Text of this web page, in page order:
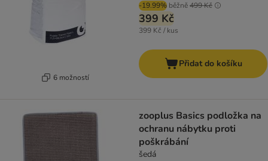
6 možností
-19.99% běžně499 Kč
399 Kč
399 Kč / kus
Přidat do košíku
zooplus Basics podložka na
ochranu nábytku proti
poškrábání
šedá